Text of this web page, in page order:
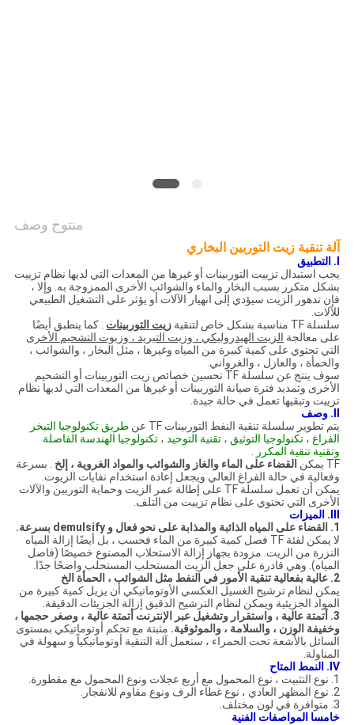
منتوج وصف
آلة تنقية زيت التوربين البخاري
يجب استبدال تزييت التوربينات أو غيرها من المعدات التي لديها نظام تزييت
بشكل متكرر بسبب البخار والماء والشوائب الأخرى الممزوجة به. وإلا ،
فإن تدهور الزيت سيؤدي إلى انهيار الآلات أو يؤثر على التشغيل الطبيعي
للآلات.
سلسلة TF مناسبة بشكل خاص لتنقية
زيت التوربينات . كما ينطبق أيضًا
على معالجة الزيت الهيدروليكي ، وزيت التبريد ، وزيوت التشحيم الأخرى
التي تحتوي على كمية كبيرة من المياه وغيرها ، مثل البخار ، والشوائب ،
والحمأة ، والعازل ، والغرواني.
سوف ينتج عن سلسلة TF تحسين خصائص زيت التوربينات أو التشحيم
الأخرى وتمديد فترة صيانة التوربينات أو غيرها من المعدات التي لديها نظام
تزييت وتبقيها تعمل في حالة جيدة.
وصف
يتم تطوير سلسلة تنقية النفط التوربينات TF عن
طريق تكنولوجيا التبخر
الفراغ، تكنولوجيا التوثيق، تقنية التوحيد، تكنولوجيا الهندسة الفاصلة
وتقنية تنقية المكرر .
TF يمكن
القضاء على الماء والغاز والشوائب والمواد الغروية ، إلخ . بسرعة
وفعالية في حالة الفراغ العالي ويجعل إعادة استخدام نفايات الزيوت.
يمكن أن تعمل سلسلة TF على إطالة عمر الزيت وحماية التوربين والآلات
الأخرى التي تحتوي على نظام تزييت من التلف.
الميزات
1. القضاء على المياه الذائبة والمذابة على نحو فعال و demulsify بسرعة.
لا يمكن لفئة TF فصل كمية كبيرة من الماء فحسب ، بل أيضًا إزالة المياه
النزرة من الزيت. مزودة بجهاز إزالة الاستحلاب المصنوع خصيصًا (فاصل
المياه). وهي قادرة على جعل الزيت المستحلب المستحلب واضحًا جدًا.
2. عالية بفعالية تنقية الأمور في النفط مثل الشوائب ، الحمأة الخ
يمكن لنظام ترشيح الغسيل العكسي الأوتوماتيكي أن يزيل كمية كبيرة من
المواد الجزيئية ويمكن لنظام الترشيح الدقيق إزالة الجزيئات الدقيقة.
3. أتمتة عالية ، واستقرار وتشغيل عبر الإنترنت أتمتة عالية ، وصغر حجمها ،
وخفيفة الوزن ، والسلامة ، والموثوقية. مثبتة مع تحكم أوتوماتيكي بمستوى
السائل بالأشعة تحت الحمراء ، ستعمل آلة التنقية أوتوماتيكياً و سهولة في
المناولة.
IV.
النمط المتاح
1. نوع التثبيت ، نوع المحمول مع أربع عجلات ونوع المحمول مع مقطورة.
2. نوع المظهر العادي ، نوع غطاء الرف ونوع مقاوم للانفجار.
3. متوافرة في لون مختلف.
خامسا المواصفات الفنية